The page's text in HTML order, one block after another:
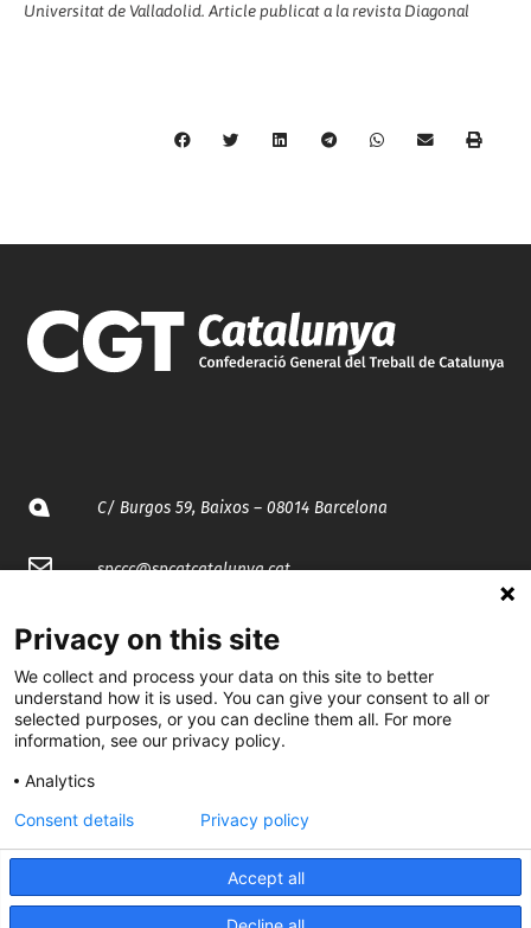
Universitat de Valladolid. Article publicat a la revista Diagonal
C/ Burgos 59, Baixos – 08014 Barcelona
spccc@spcgtcatalunya.cat
@CGTCatalunya
cgtcatalunya
CGTCatalunya
cgtcatalunya
Privacy on this site
We collect and process your data on this site to better
understand how it is used. You can give your consent to all or
selected purposes, or you can decline them all. For more
information, see our privacy policy.
Analytics
Accept all
Consent details Privacy policy